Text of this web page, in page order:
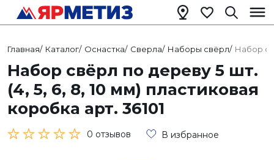
Главная/ Каталог/ Оснастка/ Сверла/ Наборы свёрл/ Набор
Набор свёрл по дереву 5 шт.
(4, 5, 6, 8, 10 мм) пластиковая
коробка арт. 36101
0 отзывов В избранное